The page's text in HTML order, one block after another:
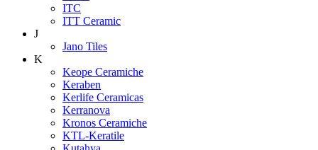
ITC
ITT Ceramic
J
Jano Tiles
K
Keope Ceramiche
Keraben
Kerlife Ceramicas
Kerranova
Kronos Ceramiche
KTL-Keratile